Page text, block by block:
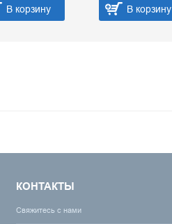
В корзину В корзину
КОНТАКТЫ
Свяжитесь с нами